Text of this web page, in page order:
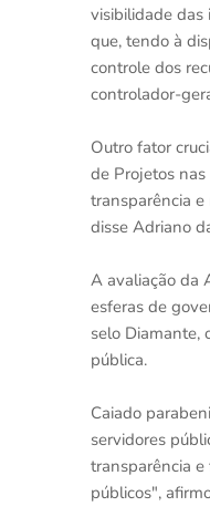
visibilidade das
que, tendo à
controle dos
controlador-
Outro fator
de Projetos
transparência
disse Adriano
A avaliação da
esferas de
selo Diamante,
pública.
Caiado
servidores
transparência e
públicos",